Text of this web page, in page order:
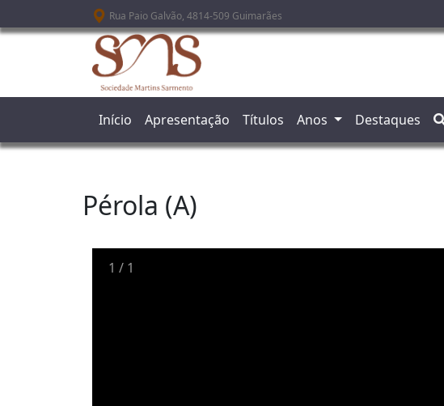
Passar para o conteúdo principal
Rua Paio Galvão, 4814-509 Guimarães
Início Apresentação Títulos Anos Destaques
Pérola (A)
1 / 1